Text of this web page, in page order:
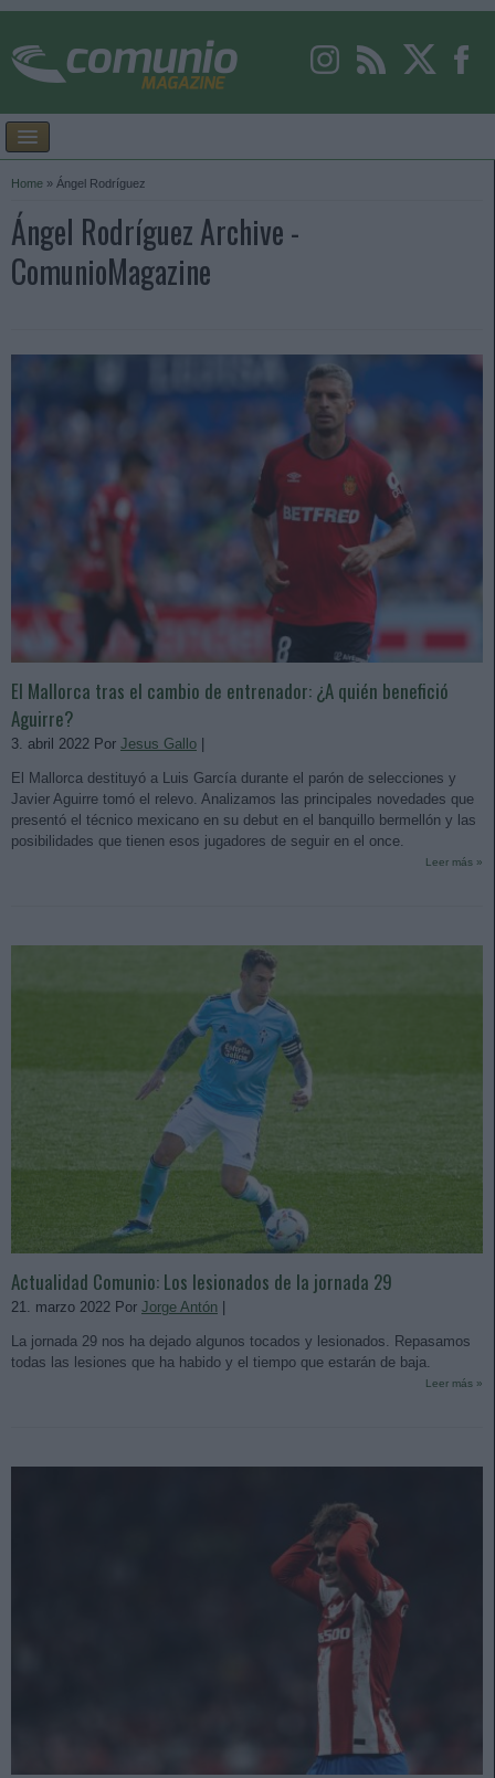
Home » Ángel Rodríguez
Ángel Rodríguez Archive -
ComunioMagazine
El Mallorca tras el cambio de entrenador: ¿A quién benefició
Aguirre?
3. abril 2022 Por Jesus Gallo
El Mallorca destituyó a Luis García durante el parón de selecciones y
Javier Aguirre tomó el relevo. Analizamos las principales novedades que
presentó el técnico mexicano en su debut en el banquillo bermellón y las
posibilidades que tienen esos jugadores de seguir en el once.
Leer más »
Actualidad Comunio: Los lesionados de la jornada 29
21. marzo 2022 Por Jorge Antón
La jornada 29 nos ha dejado algunos tocados y lesionados. Repasamos
todas las lesiones que ha habido y el tiempo que estarán de baja.
Leer más »